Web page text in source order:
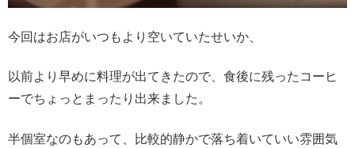
今回はお店がいつもより空いていたせいか、
以前より早めに料理が出てきたので、食後に残ったコーヒ
ーでちょっとまったり出来ました。
半個室なのもあって、比較的静かで落ち着いていい雰囲気